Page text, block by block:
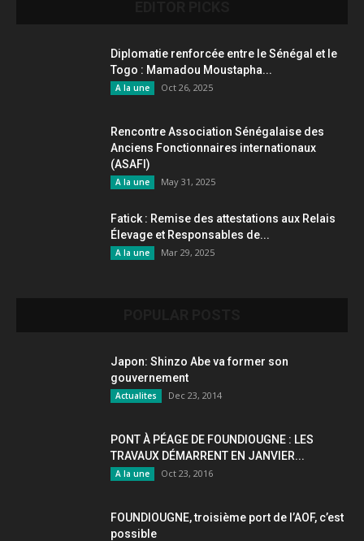
Diplomatie renforcée entre le Sénégal et le
Togo : Mamadou Moustapha...
A la une Oct 26, 2025
Rencontre Association Sénégalaise des
Anciens Fonctionnaires internationaux
(ASAFI)
A la une May 31, 2025
Fatick : Remise des attestations aux Relais
Élevage et Responsables de...
A la une Mar 29, 2025
Japon: Shinzo Abe va former son
gouvernement
Actualites Dec 23, 2014
PONT À PÉAGE DE FOUNDIOUGNE : LES
TRAVAUX DÉMARRENT EN JANVIER...
A la une Oct 23, 2016
FOUNDIOUGNE, troisième port de l’AOF, c’est
possible